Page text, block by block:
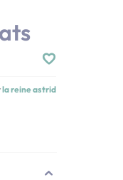
la reine astrid